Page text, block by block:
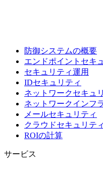
防御システムの概要
エンドポイントセキ
セキュリティ運用
IDセキュリティ
ネットワークセキュ
ネットワークインフ
メールセキュリティ
クラウドセキュリティ
ROIの計算
サービス